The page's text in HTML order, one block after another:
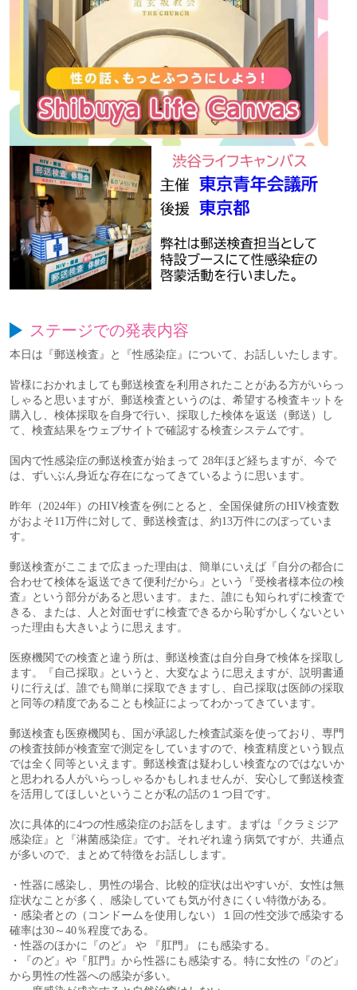
ステージでの発表内容
本日は『郵送検査』と『性感染症』について、お話しいたします。
皆様におかれましても郵送検査を利用されたことがある方がいらっ
しゃると思いますが、郵送検査というのは、希望する検査キットを
購入し、検体採取を自身で行い、採取した検体を返送（郵送）し
て、検査結果をウェブサイトで確認する検査システムです。
国内で性感染症の郵送検査が始まって 28年ほど経ちますが、今で
は、ずいぶん身近な存在になってきているように思います。
昨年（2024年）のHIV検査を例にとると、全国保健所のHIV検査数
がおよそ11万件に対して、郵送検査は、約13万件にのぼっていま
す。
郵送検査がここまで広まった理由は、簡単にいえば『自分の都合に
合わせて検体を返送できて便利だから』という『受検者様本位の検
査』という部分があると思います。また、誰にも知られずに検査で
きる、または、人と対面せずに検査できるから恥ずかしくないとい
った理由も大きいように思えます。
医療機関での検査と違う所は、郵送検査は自分自身で検体を採取し
ます。『自己採取』というと、大変なように思えますが、説明書通
りに行えば、誰でも簡単に採取できますし、自己採取は医師の採取
と同等の精度であることも検証によってわかってきています。
郵送検査も医療機関も、国が承認した検査試薬を使っており、専門
の検査技師が検査室で測定をしていますので、検査精度という観点
では全く同等といえます。郵送検査は疑わしい検査なのではないか
と思われる人がいらっしゃるかもしれませんが、安心して郵送検査
を活用してほしいということが私の話の１つ目です。
次に具体的に4つの性感染症のお話をします。まずは『クラミジア
感染症』と『淋菌感染症』です。それぞれ違う病気ですが、共通点
が多いので、まとめて特徴をお話しします。
・性器に感染し、男性の場合、比較的症状は出やすいが、女性は無
症状なことが多く、感染していても気が付きにくい特徴がある。
・感染者との（コンドームを使用しない）１回の性交渉で感染する
確率は30～40％程度である。
・性器のほかに『のど』 や 『肛門』 にも感染する。
・『のど』や『肛門』から性器にも感染する。特に女性の『のど』
から男性の性器への感染が多い。